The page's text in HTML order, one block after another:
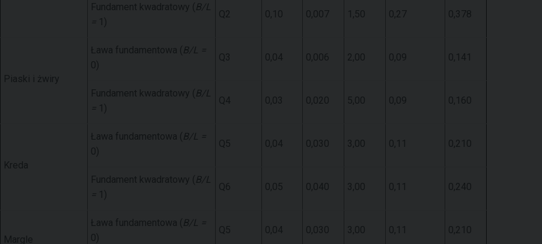
Fundament kwadratowy ( B/L
1)
Q2 0,10 0,007 1,50 0,27 0,378
Piaski i żwiry
Ława fundamentowa ( B/L =
0)
Q3 0,04 0,006 2,00 0,09 0,141
Fundament kwadratowy ( B/L
1)
Q4 0,03 0,020 5,00 0,09 0,160
Kreda
Ława fundamentowa ( B/L =
0)
Q5 0,04 0,030 3,00 0,11 0,210
Fundament kwadratowy ( B/L
1)
Q6 0,05 0,040 3,00 0,11 0,240
Margle
Ława fundamentowa ( B/L =
0)
Q5 0,04 0,030 3,00 0,11 0,210